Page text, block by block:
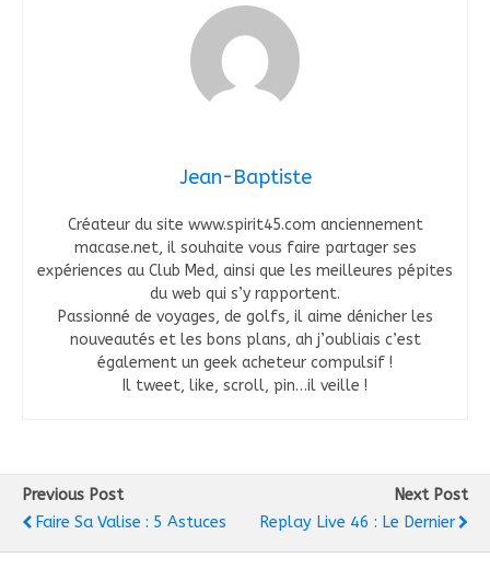
Jean-Baptiste
Créateur du site www.spirit45.com anciennement
macase.net, il souhaite vous faire partager ses
expériences au Club Med, ainsi que les meilleures pépites
du web qui s’y rapportent.
Passionné de voyages, de golfs, il aime dénicher les
nouveautés et les bons plans, ah j’oubliais c’est
également un geek acheteur compulsif !
Il tweet, like, scroll, pin…il veille !
Previous Post
Faire Sa Valise : 5 Astuces
Next Post
Replay Live 46 : Le Dernier